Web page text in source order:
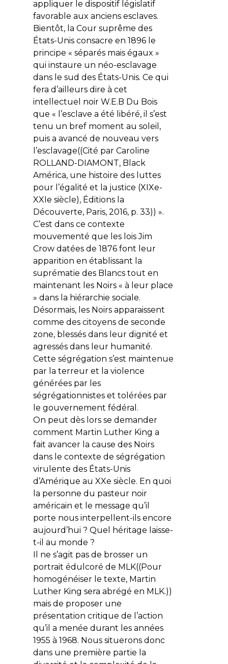
appliquer le dispositif législatif
favorable aux anciens esclaves.
Bientôt, la Cour suprême des
États-Unis consacre en 1896 le
principe « séparés mais égaux »
qui instaure un néo-esclavage
dans le sud des États-Unis. Ce qui
fera d’ailleurs dire à cet
intellectuel noir W.E.B Du Bois
que « l’esclave a été libéré, il s’est
tenu un bref moment au soleil,
puis a avancé de nouveau vers
l’esclavage((Cité par Caroline
ROLLAND-DIAMONT, Black
América, une histoire des luttes
pour l’égalité et la justice (XIXe-
XXIe siècle), Éditions la
Découverte, Paris, 2016, p. 33)) ».
C’est dans ce contexte
mouvementé que les lois Jim
Crow datées de 1876 font leur
apparition en établissant la
suprématie des Blancs tout en
maintenant les Noirs « à leur place
» dans la hiérarchie sociale.
Désormais, les Noirs apparaissent
comme des citoyens de seconde
zone, blessés dans leur dignité et
agressés dans leur humanité.
Cette ségrégation s’est maintenue
par la terreur et la violence
générées par les
ségrégationnistes et tolérées par
le gouvernement fédéral.
On peut dès lors se demander
comment Martin Luther King a
fait avancer la cause des Noirs
dans le contexte de ségrégation
virulente des États-Unis
d’Amérique au XXe siècle. En quoi
la personne du pasteur noir
américain et le message qu’il
porte nous interpellent-ils encore
aujourd’hui ? Quel héritage laisse-
t-il au monde ?
Il ne s’agit pas de brosser un
portrait édulcoré de MLK((Pour
homogénéiser le texte, Martin
Luther King sera abrégé en MLK.))
mais de proposer une
présentation critique de l’action
qu’il a menée durant les années
1955 à 1968. Nous situerons donc
dans une première partie la